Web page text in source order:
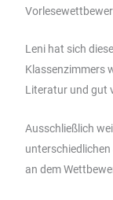
Leni hat sich
Klassenzimmers
Literatur und gut
Ausschließlich
an dem